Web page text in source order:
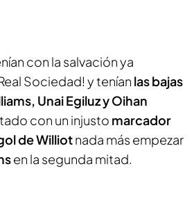
con la salvación ya
Sociedad! y tenían las bajas
Unai Egiluz y Oihan
con un injusto marcador
de Williotnada más empezar
en la segunda mitad.